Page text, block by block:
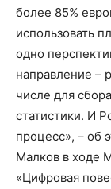
более 85%
использовать
одно
направление –
числе для
статистики. И
процесс», – об
Малков в ходе
«Цифровая